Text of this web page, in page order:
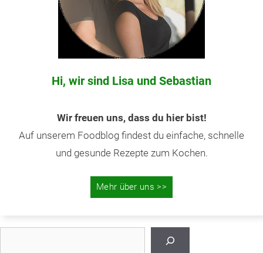
Hi, wir sind Lisa und Sebastian
Wir freuen uns, dass du hier bist!
Auf unserem Foodblog findest du einfache, schnelle
und gesunde Rezepte zum Kochen.
Mehr über uns >>